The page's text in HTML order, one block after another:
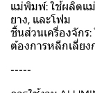
แม่พิมพ์: ใช้ผลิตแ
ยาง, และโฟม
ชิ้นส่วนเครื่องจักร
ต้องการหลีกเลี่ยง
-----